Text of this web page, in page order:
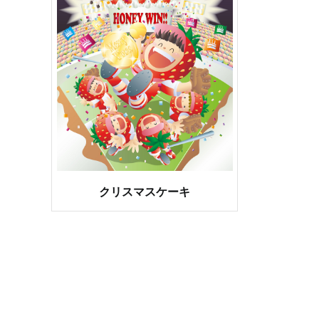
クリスマスケーキ